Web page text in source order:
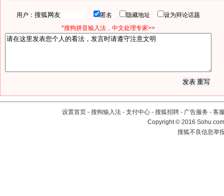
用户： 匿名 隐藏地址
设为辩论话题
*搜狗拼音输入法，中文处理专家>>
设置首页 - 搜狗输入法 - 支付中心 - 搜狐招聘 - 广告服务 - 客
Copyright©2016
搜狐不良信息举